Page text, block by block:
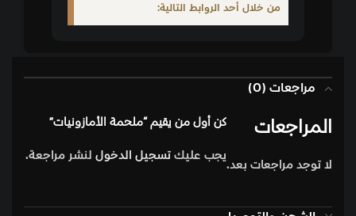
من خلال أحد الروابط التالية:
مراجعات (0)
المراجعات
لا توجد مراجعات بعد.
كن أول من يقيم “ملحمة الأمازونيات”
يجب عليك تسجيل الدخول لنشر مراجعة.